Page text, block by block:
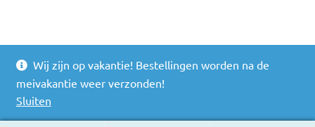
Wij zijn op vakantie! Bestellingen worden na de
meivakantie weer verzonden!
Sluiten